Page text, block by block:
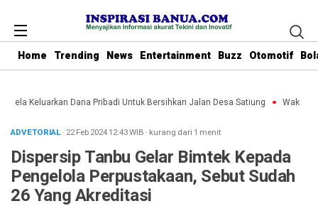
Home Trending News Entertainment Buzz Otomotif
Keluarkan Dana Pribadi Untuk Bersihkan Jalan Desa Satiung Waket
ADVETORIAL· 22 Feb 202412:43WIB · kurang dari 1 menit
Dispersip Tanbu Gelar Bimtek Kepada
Pengelola Perpustakaan, Sebut Sudah
26 Yang Akreditasi